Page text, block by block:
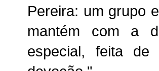
Pereira: um grupo
mantém com a
especial, feita de